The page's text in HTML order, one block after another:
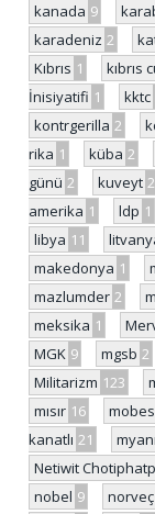
kanada 9
karadeniz 2
Kıbrıs 1 kıbrıs
İnisiyatifi 1 kktc
kontrgerilla 2
rika 1 küba 2
günü 2 kuveyt 2
amerika 1 ldp 1
libya 11
makedonya 1
mazlumder 2
meksika 1
MGK 9 mgsb 2
Militarizm 123
mısır 16
kanatlı 21
Netiwit
nobel 9 norveç